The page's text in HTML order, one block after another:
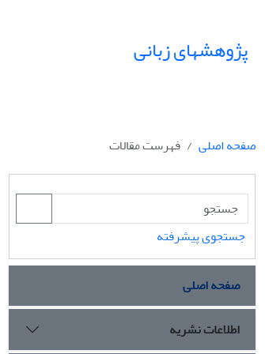
پژوهشهای زبانی
صفحه اصلی
فهرست مقالات
جستجوی پیشرفته
صفحه اصلی
اطلاعات نشریه